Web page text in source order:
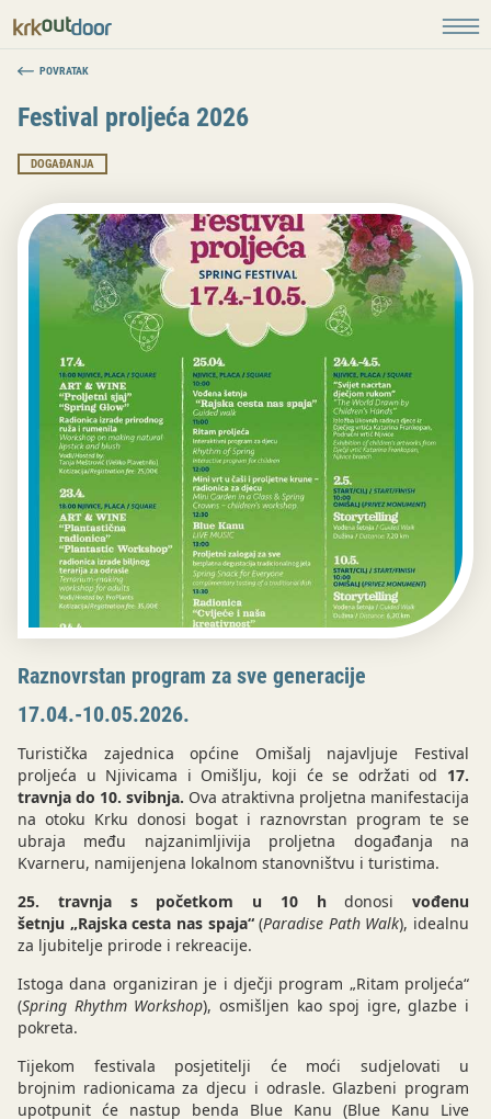
POVRATAK
Festival proljeća 2026
DOGAĐANJA
Raznovrstan program za sve generacije
17.04.-10.05.2026.
Turistička zajednica općine Omišalj najavljuje Festival
proljeća u Njivicama i Omišlju, koji će se održati od 17.
travnja do 10. svibnja. Ova atraktivna proljetna manifestacija
na otoku Krku donosi bogat i raznovrstan program te se
ubraja među najzanimljivija proljetna događanja na
Kvarneru, namijenjena lokalnom stanovništvu i turistima.
25. travnja s početkom u 10 hdonosi vođenu
šetnju „Rajska cesta nas spaja“(Paradise Path Walk), idealnu
za ljubitelje prirode i rekreacije.
Istoga dana organiziran je i dječji program „Ritam proljeća“
(Spring Rhythm Workshop), osmišljen kao spoj igre, glazbe i
pokreta.
Tijekom festivala posjetitelji će moći sudjelovati u
brojnim radionicama za djecu i odrasle. Glazbeni program
upotpunit će nastup benda Blue Kanu (Blue Kanu Live